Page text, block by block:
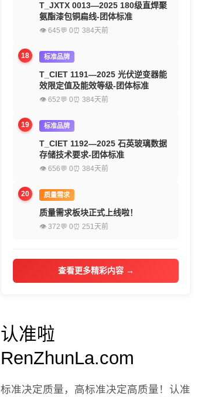
T_JXTX 0013—2025 180级直焊聚
氨酯漆包铜扁线-团体标准
👁 645💬 0⏰ 384天前
18 标准品牌
T_CIET 1191—2025 光伏逆变器能
效限定值及能效等级-团体标准
👁 652💬 0⏰ 384天前
19 标准品牌
T_CIET 1192—2025 石英玻璃数据
存储技术要求-团体标准
👁 656💬 0⏰ 384天前
20 质量需求
质量需求板块正式上线啦！
👁 372💬 0⏰ 251天前
查看更多精彩内容 →
认准啦
RenZhunLa.com
标准决定质量，高标准决定高质量！认准